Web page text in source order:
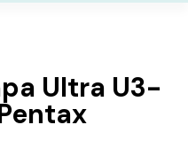
Ultra U3-